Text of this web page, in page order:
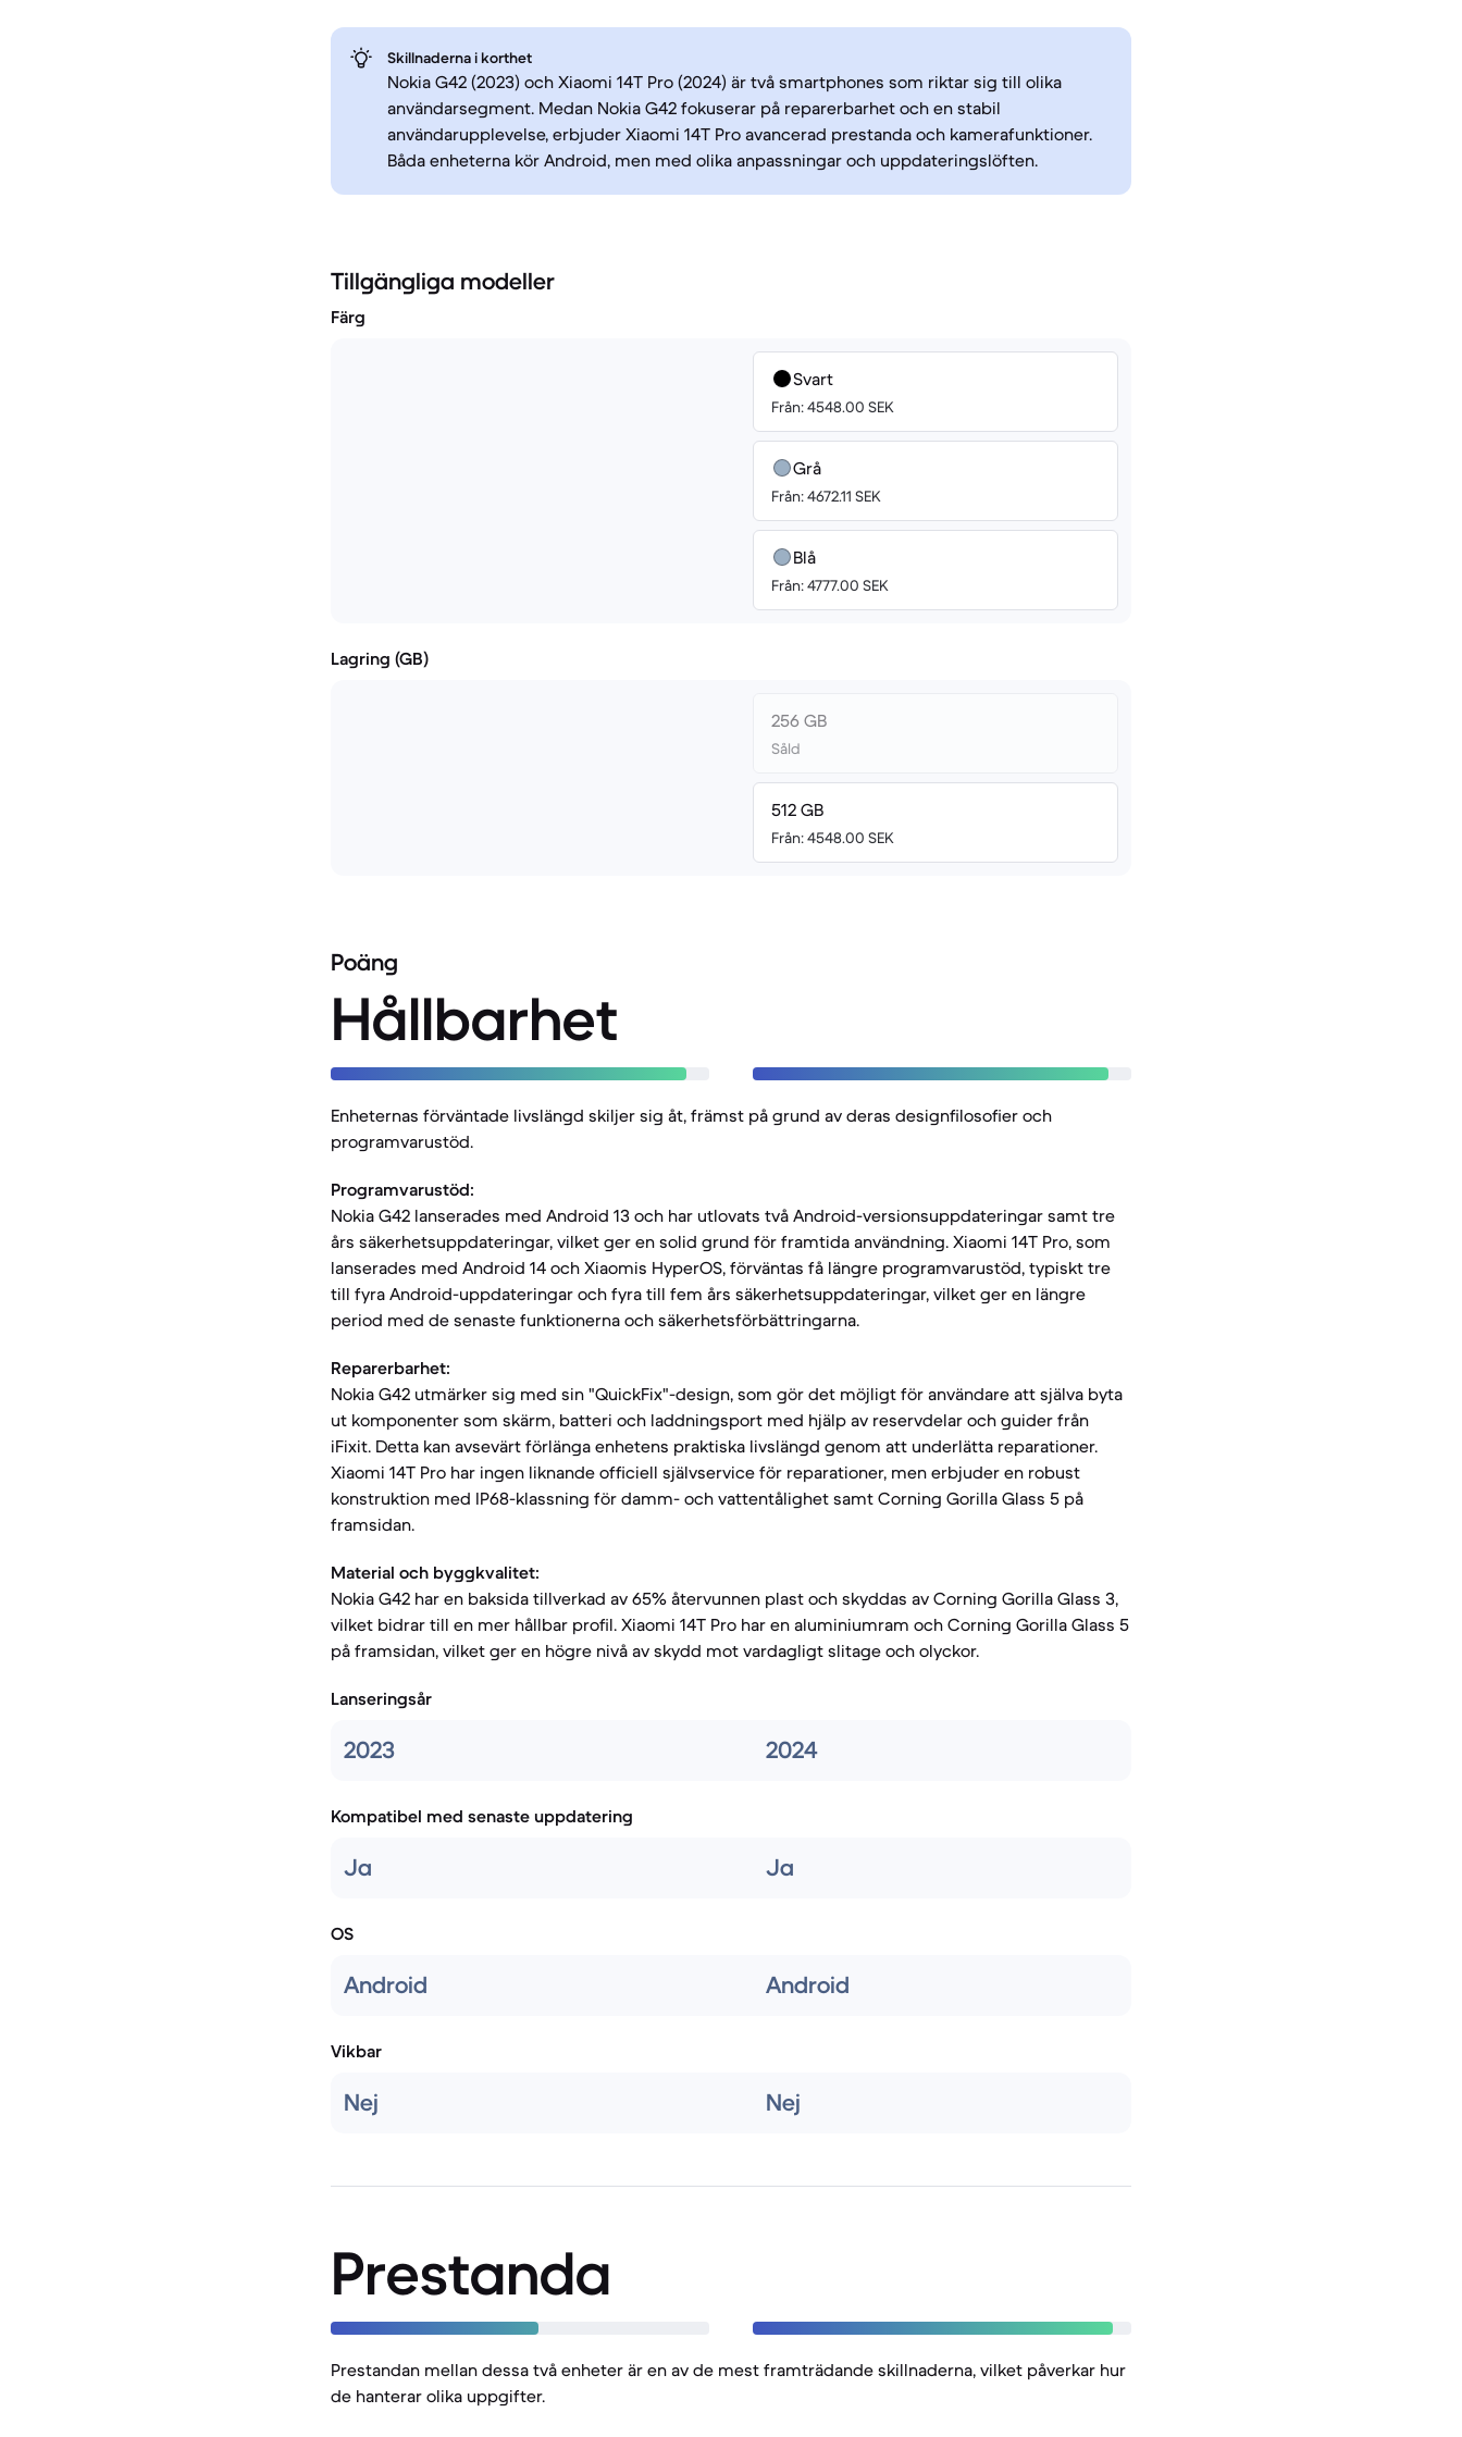
Skillnaderna i korthet
Nokia G42 (2023) och Xiaomi 14T Pro (2024) är två smartphones som riktar sig till olika
användarsegment. Medan Nokia G42 fokuserar på reparerbarhet och en stabil
användarupplevelse, erbjuder Xiaomi 14T Pro avancerad prestanda och kamerafunktioner.
Båda enheterna kör Android, men med olika anpassningar och uppdateringslöften.
Tillgängliga modeller
Färg
Svart
Från: 4548.00 SEK
Grå
Från: 4672.11 SEK
Blå
Från: 4777.00 SEK
Lagring (GB)
256 GB
Såld
512 GB
Från: 4548.00 SEK
Poäng
Hållbarhet
Enheternas förväntade livslängd skiljer sig åt, främst på grund av deras designfilosofier och
programvarustöd.
Programvarustöd:
Nokia G42 lanserades med Android 13 och har utlovats två Android-versionsuppdateringar samt tre
års säkerhetsuppdateringar, vilket ger en solid grund för framtida användning. Xiaomi 14T Pro, som
lanserades med Android 14 och Xiaomis HyperOS, förväntas få längre programvarustöd, typiskt tre
till fyra Android-uppdateringar och fyra till fem års säkerhetsuppdateringar, vilket ger en längre
period med de senaste funktionerna och säkerhetsförbättringarna.
Reparerbarhet:
Nokia G42 utmärker sig med sin "QuickFix"-design, som gör det möjligt för användare att själva byta
ut komponenter som skärm, batteri och laddningsport med hjälp av reservdelar och guider från
iFixit. Detta kan avsevärt förlänga enhetens praktiska livslängd genom att underlätta reparationer.
Xiaomi 14T Pro har ingen liknande officiell självservice för reparationer, men erbjuder en robust
konstruktion med IP68-klassning för damm- och vattentålighet samt Corning Gorilla Glass 5 på
framsidan.
Material och byggkvalitet:
Nokia G42 har en baksida tillverkad av 65% återvunnen plast och skyddas av Corning Gorilla Glass 3,
vilket bidrar till en mer hållbar profil. Xiaomi 14T Pro har en aluminiumram och Corning Gorilla Glass 5
på framsidan, vilket ger en högre nivå av skydd mot vardagligt slitage och olyckor.
Lanseringsår
2023 2024
Kompatibel med senaste uppdatering
Ja Ja
OS
Android Android
Vikbar
Nej Nej
Prestanda
Prestandan mellan dessa två enheter är en av de mest framträdande skillnaderna, vilket påverkar hur
de hanterar olika uppgifter.